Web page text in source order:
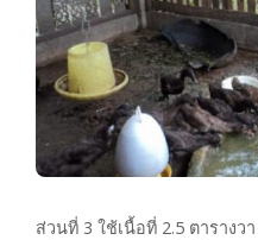
ส่วนที่ 3 ใช้เนื้อที่ 2.5 ตารางว